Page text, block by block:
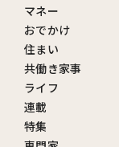
マネー
おでかけ
住まい
共働き家事
ライフ
連載
特集